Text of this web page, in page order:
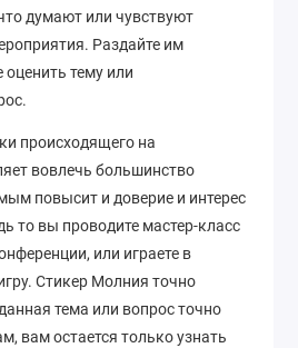
думают или чувствуют
Раздайте им
оценить тему или
происходящего на
вовлечь большинство
повысит и доверие и интерес
то вы проводите мастер-класс
или играете в
Стикер Молния точно
тема или вопрос точно
вам остается только узнать